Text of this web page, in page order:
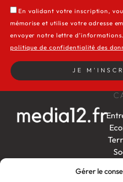
Gérer le
En validant votre inscription,
mémorise et utilise votre adresse
envoyer notre lettre
politique de confidentialité des
JE